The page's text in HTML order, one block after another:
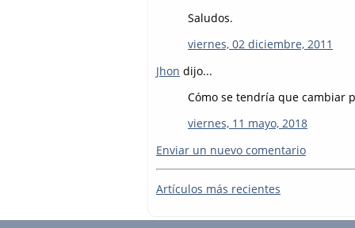
Saludos.
viernes, 02 diciembre, 2011
Jhon dijo...
Cómo se tendría que cambiar
viernes, 11 mayo, 2018
Enviar un nuevo comentario
Artículos más recientes